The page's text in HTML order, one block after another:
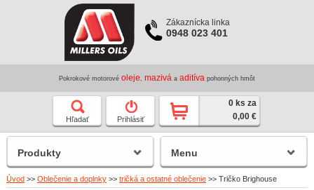
Zákaznícka linka
0948 023 401
Pokrokové motorové oleje mazivá a aditíva pohonných hmôt
Hľadať Prihlásiť
0 ks za
0,00 €
Úvod >> Oblečenie a doplnky >> tričká a ostatné oblečenie >> Tričko Brighouse
Produkty Menu